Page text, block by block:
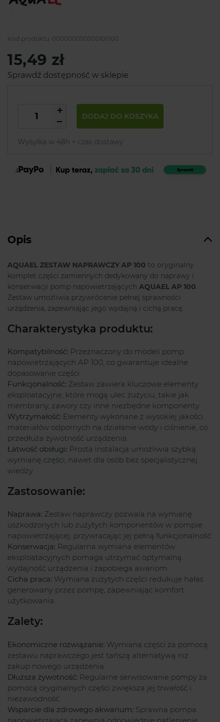
Kod produktu: 000000000000100100
15,49 zł
Sprawdź dostępność w sklepie
DODAJ DO KOSZYKA
Wysyłka w 48h + czas dostawy
Opis
AQUAEL ZESTAW NAPRAWCZY AP 100 to oryginalny
komplet części zamiennych dedykowany do naprawy i
konserwacji pomp napowietrzających AQUAEL AP 100.
Zestaw umożliwia przywrócenie pełnej sprawności
urządzenia, zapewniając jego wydajną i cichą pracę.
Charakterystyka produktu:
Kompatybilność: Przeznaczony do modeli pomp
napowietrzających AP 100, co gwarantuje idealne
dopasowanie części.
Funkcjonalność: Zestaw zawiera kluczowe elementy
eksploatacyjne, które mogą ulec zużyciu, takie jak
membrany, zawory czy inne niezbędne komponenty.
Wytrzymałość: Elementy wykonane z wysokiej jakości
materiałów odpornych na działanie wody i ciśnienie, co
przedłuża żywotność urządzenia.
Łatwość obsługi: Prosta instalacja umożliwia szybką
wymianę części, nawet dla osób bez specjalistycznej
wiedzy.
Zastosowanie:
Naprawa: Zestaw naprawczy pozwala na wymianę
uszkodzonych lub zużytych komponentów w pompie
napowietrzającej, przywracając jej pełną funkcjonalność.
Konserwacja: Regularna wymiana elementów
eksploatacyjnych pomaga utrzymać optymalną
wydajność urządzenia i zapobiega awariom.
Cicha praca: Wymiana zużytych części redukuje hałas
generowany przez pompę, zapewniając komfort
użytkowania.
Zalety:
Ekonomiczne rozwiązanie: Wymiana części za pomocą
zestawu naprawczego jest tańszą alternatywą niż
zakup nowego urządzenia.
Dłuższa żywotność: Regularne serwisowanie pompy za
pomocą oryginalnych części zwiększa jej trwałość i
niezawodność.
Wsparcie dla zdrowego akwarium: Sprawna pompa